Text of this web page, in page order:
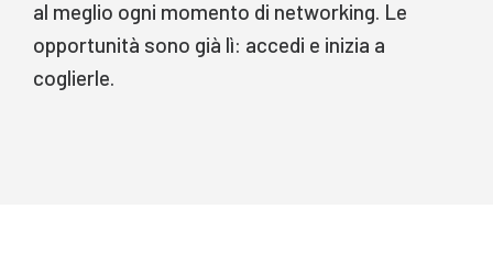
al meglio ogni momento di networking. Le
opportunità sono già lì: accedi e inizia a
coglierle.